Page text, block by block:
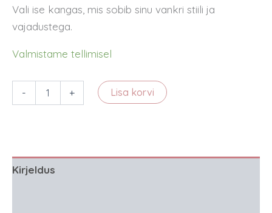
Vali ise kangas, mis sobib sinu vankri stiili ja
vajadustega.
Valmistame tellimisel
- + Lisa korvi
Kirjeldus